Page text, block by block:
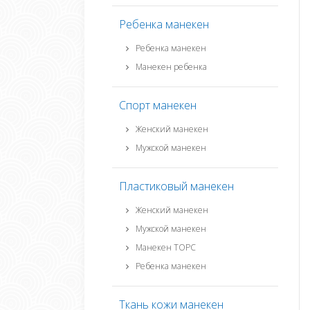
Ребенка манекен
Ребенка манекен
Манекен ребенка
Спорт манекен
Женский манекен
Мужской манекен
Пластиковый манекен
Женский манекен
Мужской манекен
Манекен ТОРС
Ребенка манекен
Ткань кожи манекен